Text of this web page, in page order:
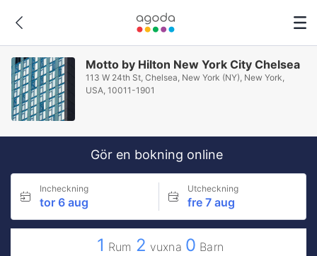
Motto by Hilton New York City Chelsea
113 W 24th St, Chelsea, New York (NY), New York,
USA, 10011-1901
Gör en bokning online
Incheckning
tor 6 aug
Utcheckning
fre 7 aug
1 Rum 2 vuxna 0 Barn